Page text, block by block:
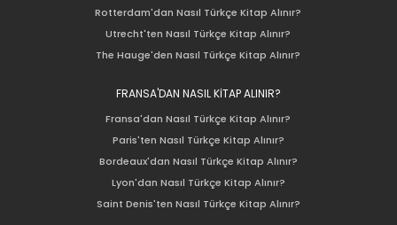
Rotterdam'dan Nasıl Türkçe Kitap Alınır?
Utrecht'ten Nasıl Türkçe Kitap Alınır?
The Hauge'den Nasıl Türkçe Kitap Alınır?
FRANSA'DAN NASIL KİTAP ALINIR?
Fransa'dan Nasıl Türkçe Kitap Alınır?
Paris'ten Nasıl Türkçe Kitap Alınır?
Bordeaux'dan Nasıl Türkçe Kitap Alınır?
Lyon'dan Nasıl Türkçe Kitap Alınır?
Saint Denis'ten Nasıl Türkçe Kitap Alınır?